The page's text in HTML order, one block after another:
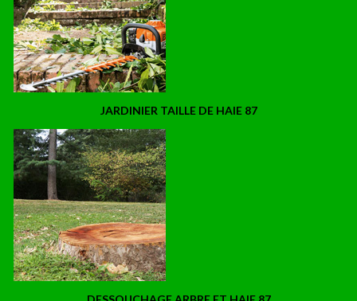
JARDINIER TAILLE DE HAIE 87